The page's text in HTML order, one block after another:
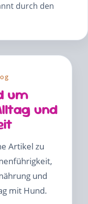
durch den
um
und
Artikel zu
und
mit Hund.